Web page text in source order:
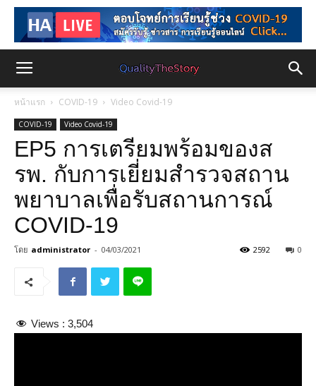
หน้าแรก COVID-19 Video Covid-19
COVID-19 Video Covid-19
EP5 การเตรียมพร้อมของส
รพ. กับการเยี่ยมสำรวจสถาน
พยาบาลเพื่อรับสถานการณ์
COVID-19
โดย administrator - 04/03/2021 0
2592
Views : 3,504